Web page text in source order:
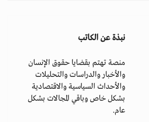
نبذة عن الكاتب
منصة تهتم بقضايا حقوق الإنسان
والأخبار والدراسات والتحليلات
والأحداث السياسية والاقتصادية
بشكل خاص وباقي المجالات بشكل
عام.